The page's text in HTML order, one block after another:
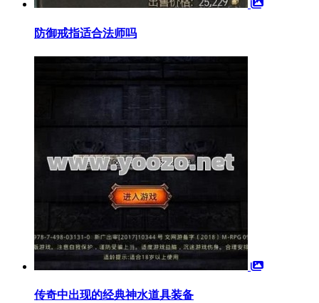
防御戒指适合法师吗
传奇中出现的经典神水道具装备